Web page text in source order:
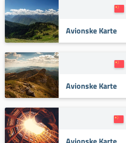
Avionske Karte
Avionske Karte